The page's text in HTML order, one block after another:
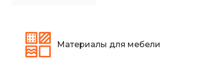
Материалы для мебели